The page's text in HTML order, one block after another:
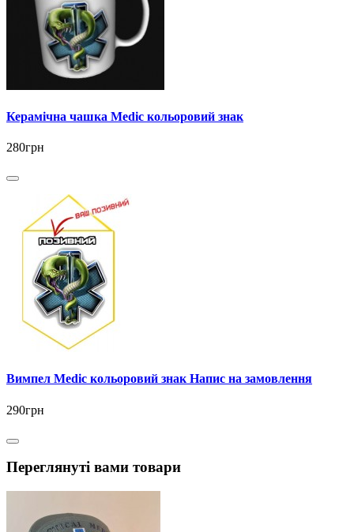
Керамічна чашка Medic кольоровий знак
280грн
Вимпел Medic кольоровий знак Напис на замовлення
290грн
Переглянуті вами товари